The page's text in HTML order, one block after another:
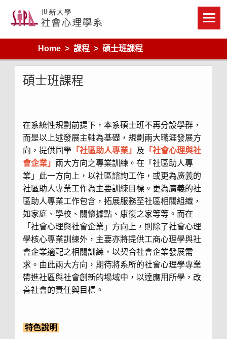
content
Home 課程 碩士班課程
碩士班課程
在系統性規劃前提下，本系碩士班不再分設學群，
而是以上述發展主軸為基礎，規劃兩大職涯發展方
向，提供同學「社區助人專業」 及 「社會心理與社
會企業」 兩大方向之專業訓練。在「社區助人專
業」此一方向上，以社區諮詢工作，或更為廣義的
社區助人專業工作為主要訓練目標。更為廣義的社
區助人專業工作包含，拓展服務至社區相關組織，
如家庭、學校、關懷據點、康復之家等等。而在
「社會心理與社會企業」方向上，則除了社會心理
學核心專業訓練外，主要亦將提供工商心理學與社
會企業適配之相關訓練，以契合社會企業發展需
求。由此兩大方向，期待將系所的社會心理學專業
帶進社區與社會創新的場域中，以達應用所學，改
善社會的責任與目標。
特色說明